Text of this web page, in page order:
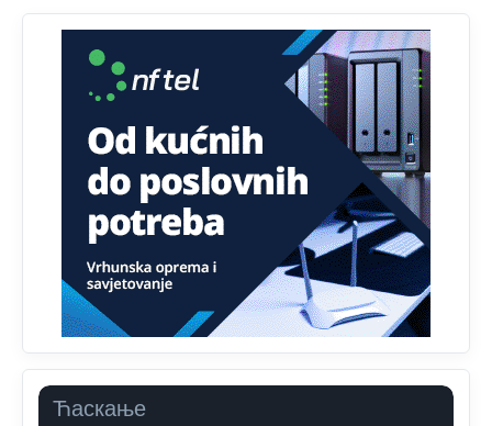
Ћаскање
Анонимно2807895 јуче 12:18
Drzi pod kontrolom tri stvari jezik,karakter i
ponasanje...Uzivotu brani tri stvari:cast,prijatelja i
slabije.Iz zivota iskljuci tri stvari uvredu,neznanje i
dok si ziv gaji tri stvari dobrotu,pamet i
prijateljstvo!!
Анонимно2806721 јуче 12:39
791 BiH nije priznala Kosovo kao nezavisnu državu jer
genocidna tvorevina pravi smetnju a recimo Srbija je
davnopriznala.Nasvakom proizvodu iz Srbije stoji -
uvoznik za Kosovo
Анонимно2806721 јуче 12:45
da brani? A imamo vojsku Kosova kojoj želimo svako
dobro i da se što bolje opreme